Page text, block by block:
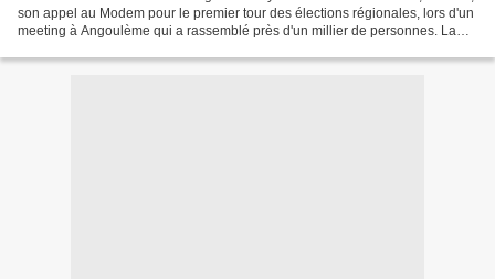
son appel au Modem pour le premier tour des élections régionales, lors d'un
meeting à Angoulème qui a rassemblé près d'un millier de personnes. La